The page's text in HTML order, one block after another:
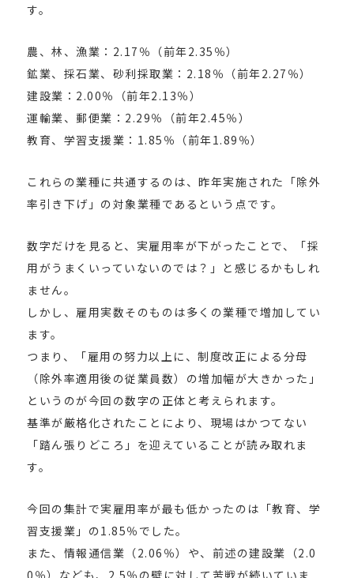
す。
農、林、漁業：2.17％（前年2.35％）
鉱業、採石業、砂利採取業：2.18％（前年2.27％）
建設業：2.00％（前年2.13％）
運輸業、郵便業：2.29％（前年2.45％）
教育、学習支援業：1.85％（前年1.89％）
これらの業種に共通するのは、昨年実施された「除外
率引き下げ」の対象業種であるという点です。
数字だけを見ると、実雇用率が下がったことで、「採
用がうまくいっていないのでは？」と感じるかもしれ
ません。
しかし、雇用実数そのものは多くの業種で増加してい
ます。
つまり、「雇用の努力以上に、制度改正による分母
（除外率適用後の従業員数）の増加幅が大きかった」
というのが今回の数字の正体と考えられます。
基準が厳格化されたことにより、現場はかつてない
「踏ん張りどころ」を迎えていることが読み取れま
す。
今回の集計で実雇用率が最も低かったのは「教育、学
習支援業」の1.85％でした。
また、情報通信業（2.06％）や、前述の建設業（2.0
0％）なども、2.5％の壁に対して苦戦が続いていま